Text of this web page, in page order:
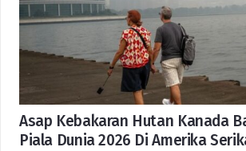
Asap Kebakaran Hutan Kanada
Piala Dunia 2026 Di Amerika